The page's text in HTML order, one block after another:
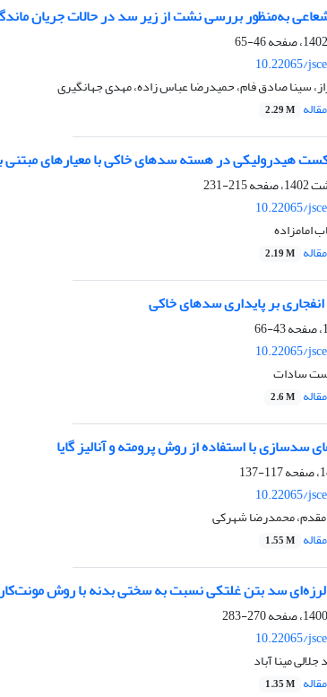
به‌منظور بررسی نشت از زیر سد در حالات جریان
46-65
10.22065/
سینا صادق فام، حمیدرضا عباس زاده، مهدی جهانگیری
2.29 M
هیدرولیکی در هسته سدهای خاکی با معیارهای مبتنی
215-231
10.22065/
امامزاده
2.19 M
بر پایداری سدهای خاکی
43-66
10.22065/
سادات
2.6 M
سدسازی با استفاده از روش پرومته و آنالیز گایا
117-137
10.22065/
مقدم، محمدرضا شهرکی
1.55 M
سد بتن غلتکی نسبت به سختی بدنه با روش
270-283
10.22065/
مینا آباد
1.35 M